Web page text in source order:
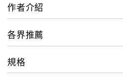
Look through the one-of-a-
acclaimed author/
explore the beauty,
faces all around.
作者介紹
各界推薦
規格